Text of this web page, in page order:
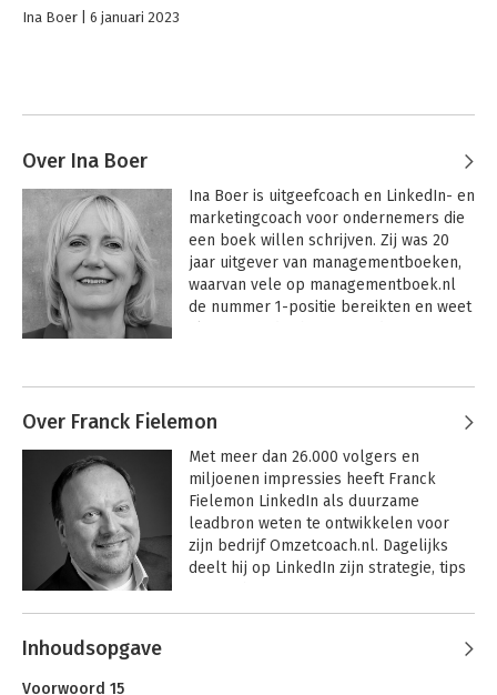
Ina Boer 6 januari 2023
Over Ina Boer
Ina Boer is uitgeefcoach en LinkedIn- en
marketingcoach voor ondernemers die
een boek willen schrijven. Zij was 20
jaar uitgever van managementboeken,
waarvan vele op managementboek.nl
de nummer 1-positie bereikten en weet
Over Franck Fielemon
Met meer dan 26.000 volgers en
miljoenen impressies heeft Franck
Fielemon LinkedIn als duurzame
leadbron weten te ontwikkelen voor
zijn bedrijf Omzetcoach.nl. Dagelijks
deelt hij op LinkedIn zijn strategie, tips
Inhoudsopgave
Voorwoord 15